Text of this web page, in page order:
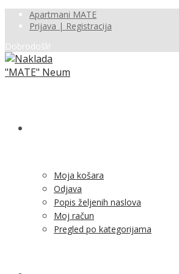
Apartmani MATE
Prijava | Registracija
Dobrodošli!
Moja košara
Odjava
Popis željenih naslova
Moj račun
Pregled po kategorijama